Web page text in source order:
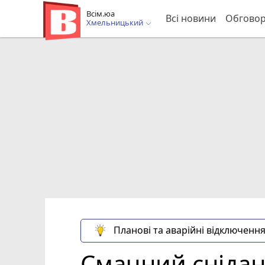
Всім.юа
Хмельницький
Всі новини
Планові та аварійні